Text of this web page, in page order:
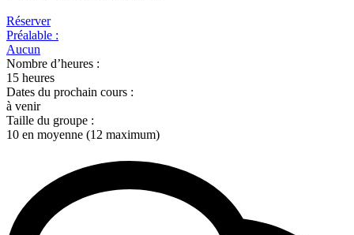
Réserver
Préalable :
Aucun
Nombre d’heures :
15 heures
Dates du prochain cours :
à venir
Taille du groupe :
10 en moyenne (12 maximum)